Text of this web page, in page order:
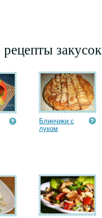
закусок
Блинчики с
луком